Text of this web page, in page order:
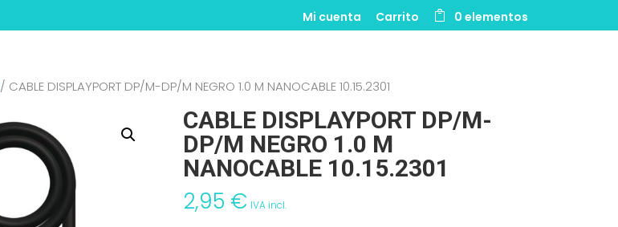
Mi cuenta Carrito 0 elementos
/ CABLE DISPLAYPORT DP/M-DP/M NEGRO 1.0 M NANOCABLE 10.15.2301
CABLE DISPLAYPORT DP/M-
DP/M NEGRO 1.0 M
NANOCABLE 10.15.2301
2,95 € IVA incl.